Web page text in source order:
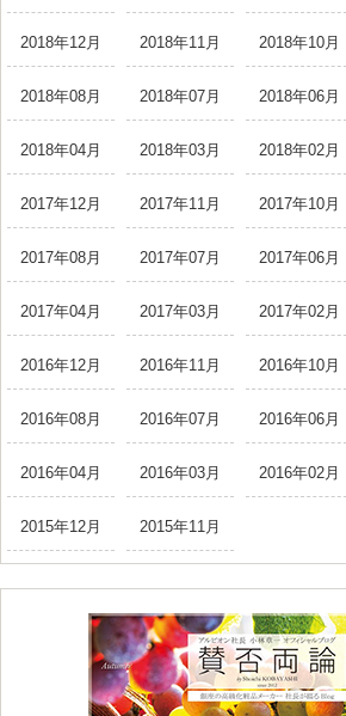
2018年12月 2018年11月 2018年10月
2018年08月 2018年07月 2018年06月
2018年04月 2018年03月 2018年02月
2017年12月 2017年11月 2017年10月
2017年08月 2017年07月 2017年06月
2017年04月 2017年03月 2017年02月
2016年12月 2016年11月 2016年10月
2016年08月 2016年07月 2016年06月
2016年04月 2016年03月 2016年02月
2015年12月 2015年11月